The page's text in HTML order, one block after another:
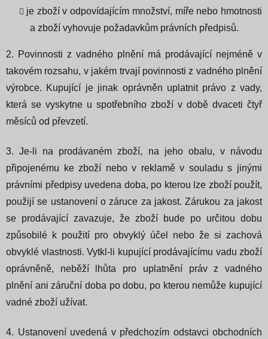
je zboží v odpovídajícím množství, míře nebo hmotnosti
a zboží vyhovuje požadavkům právních předpisů.
2. Povinnosti z vadného plnění má prodávající nejméně v
takovém rozsahu, v jakém trvají povinnosti z vadného plnění
výrobce. Kupující je jinak oprávněn uplatnit právo z vady,
která se vyskytne u spotřebního zboží v době dvaceti čtyř
měsíců od převzetí.
3. Je-li na prodávaném zboží, na jeho obalu, v návodu
připojenému ke zboží nebo v reklamě v souladu s jinými
právními předpisy uvedena doba, po kterou lze zboží použít,
použijí se ustanovení o záruce za jakost. Zárukou za jakost
se prodávající zavazuje, že zboží bude po určitou dobu
způsobilé k použití pro obvyklý účel nebo že si zachová
obvyklé vlastnosti. Vytkl-li kupující prodávajícímu vadu zboží
oprávněně, neběží lhůta pro uplatnění práv z vadného
plnění ani záruční doba po dobu, po kterou nemůže kupující
vadné zboží užívat.
4. Ustanovení uvedená v předchozím odstavci obchodních